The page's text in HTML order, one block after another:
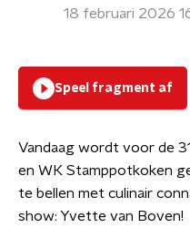
18 februari 2026
Speel fragment af
Vandaag wordt voor de
en WK Stamppotkoken
te bellen met culinair
show: Yvette van Boven!